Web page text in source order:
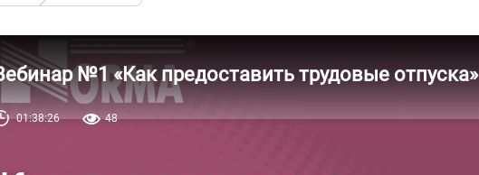
№1 «Как предоставить трудовые отпуска»
01:38:26 48